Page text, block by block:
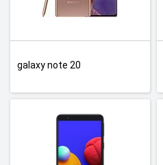
galaxy note 20